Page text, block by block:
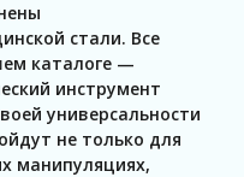
стали. Все
каталоге —
инструмент
универсальности
не только для
манипуляциях,